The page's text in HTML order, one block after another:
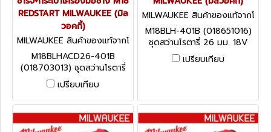
REDSTART MILWAUKEE (มิล
วอคกี้)
MILWAUKEE สินค้าของแท้จากโ
รงงานผู้ผลิต M18BLHACD26-
401B (018703013)
M18BLHACD26-401B
(018703013) ชุดสว่านโรตารี่
ด้ามจับ D 26 มม. 18V มอเตอร์
ไร้แปรงถ่าน พร้อมแบต+แท่น
ชาร์จ+กระเป๋าเครื่องมือช่าง M18
REDSTART MILWAUKEE (มิล
วอคกี้)
เปรียบเทียบ
MILWAUKEE สินค้าของแท้จากโ
รงงานผู้ผลิต M18BLH-401B
(018651016)
M18BLH-401B (018651016)
ชุดสว่านโรตารี่ 26 มม. 18V
พร้อมแบต+แท่นชาร์จ+กระเป๋า
เครื่องมือช่าง M18 REDSTART
เปรียบเทียบ